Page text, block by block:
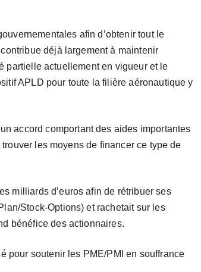
afin d’obtenir tout le
déjà largement à maintenir
partielle actuellement en vigueur et le
APLD pour toute la filière aéronautique y
accord comportant des aides importantes
les moyens de financer ce type de
milliards d’euros afin de rétribuer ses
Stock-Options) et rachetait sur les
bénéfice des actionnaires.
pour soutenir les PME/PMI en souffrance